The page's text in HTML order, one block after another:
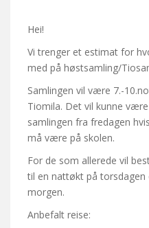
Hei!
Vi trenger et estimat for
med på høstsamling/
Samlingen vil være 7.-
Tiomila. Det vil kunne
samlingen fra fredagen
må være på skolen.
For de som allerede vil
til en nattøkt på
morgen.
Anbefalt reise: